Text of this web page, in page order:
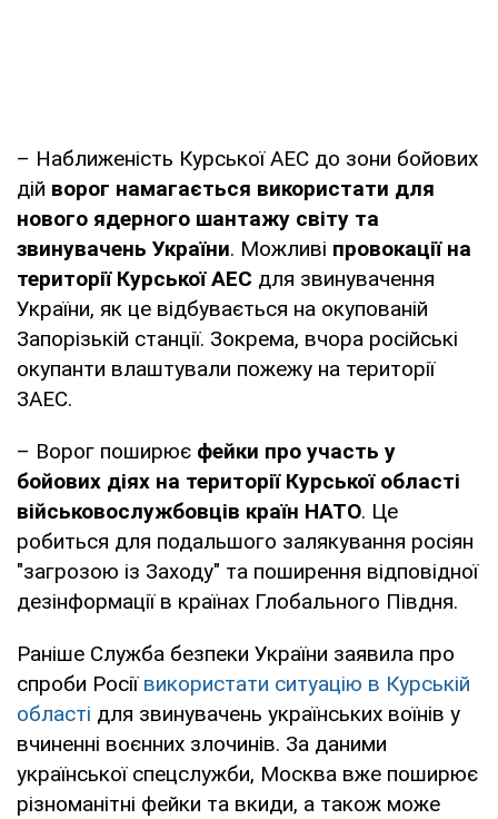
– Наближеність Курської АЕС до зони бойових
дій ворог намагається використати для
нового ядерного шантажу світу та
звинувачень України. Можливі провокації на
території Курської АЕС для звинувачення
України, як це відбувається на окупованій
Запорізькій станції. Зокрема, вчора російські
окупанти влаштували пожежу на території
ЗАЕС.
– Ворог поширює фейки про участь у
бойових діях на території Курської області
військовослужбовців країн НАТО. Це
робиться для подальшого залякування росіян
"загрозою із Заходу" та поширення відповідної
дезінформації в країнах Глобального Півдня.
Раніше Служба безпеки України заявила про
спроби Росії використати ситуацію в Курській
області для звинувачень українських воїнів у
вчиненні воєнних злочинів. За даними
української спецслужби, Москва вже поширює
різноманітні фейки та вкиди, а також може